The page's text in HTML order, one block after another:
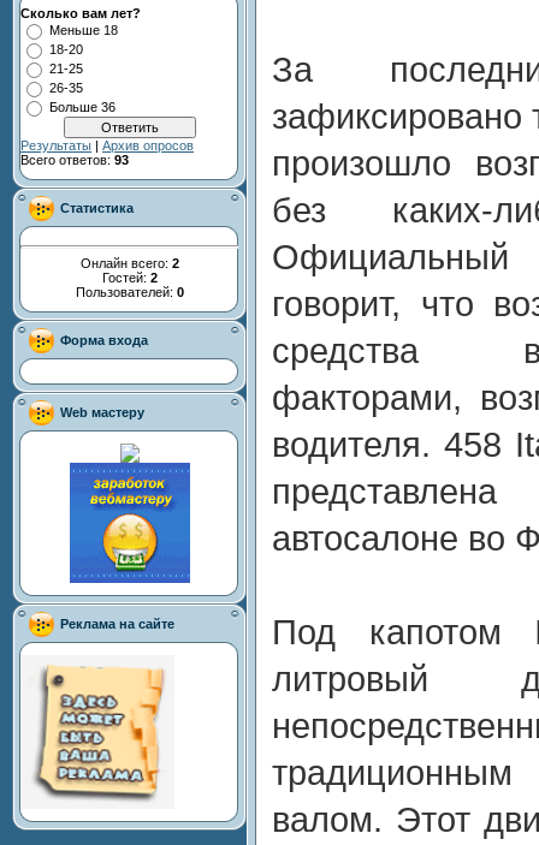
Сколько вам лет?
Меньше 18
18-20
21-25
26-35
Больше 36
Результаты | Архив опросов
Всего ответов: 93
Статистика
Онлайн всего: 2
Гостей: 2
Пользователей: 0
Форма входа
Web мастеру
Реклама на сайте
За
зафиксировано
произошло
без каких-
Официальный
говорит, что
средства
факторами,
водителя. 458
автосалоне во
Под капотом
литровый
валом. Этот